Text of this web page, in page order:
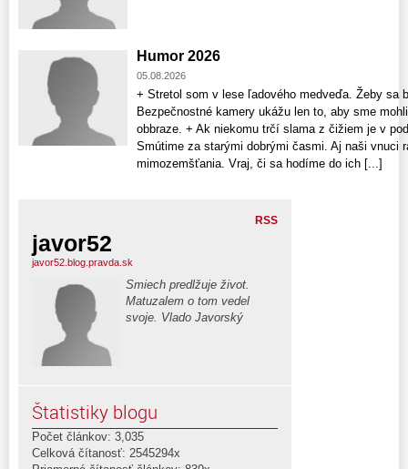
Humor 2026
05.08.2026
+ Stretol som v lese ľadového medveďa. Žeby sa
Bezpečnostné kamery ukážu len to, aby sme
obbraze. + Ak niekomu trčí slama z čižiem je v
Smútime za starými dobrými časmi. Aj naši vnuci
mimozemšťania. Vraj, či sa hodíme do ich [...]
RSS
javor52
javor52.blog.pravda.sk
Smiech predlžuje život.
Matuzalem o tom vedel
svoje. Vlado Javorský
Štatistiky blogu
Počet článkov: 3,035
Celková čítanosť: 2545294x